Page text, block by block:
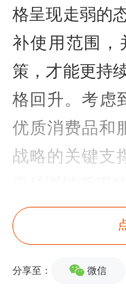
格呈现走弱的
补使用范围，
策，才能更持
格回升。考虑
优质消费品和
战略的关键支
升持谨慎乐观
【中国银河 宏
分享至： 微信